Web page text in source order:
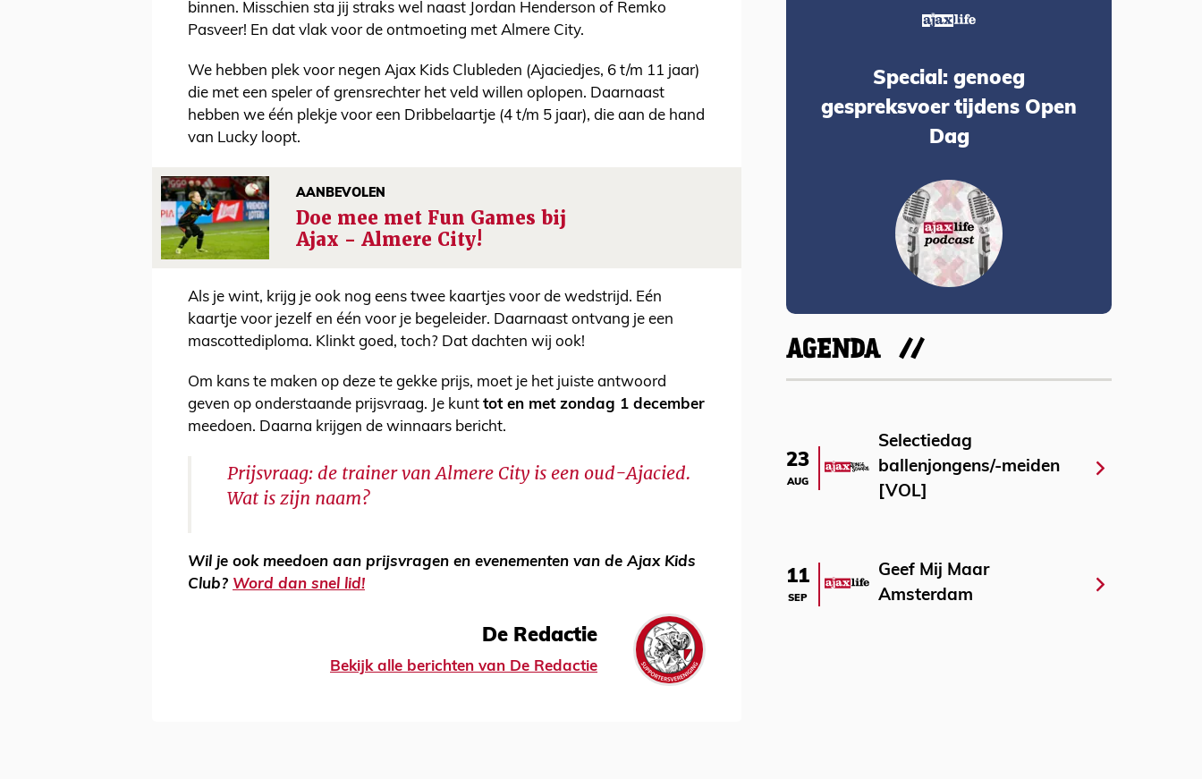
binnen. Misschien sta jij straks wel naast Jordan Henderson of Remko
Pasveer! En dat vlak voor de ontmoeting met Almere City.
We hebben plek voor negen Ajax Kids Clubleden (Ajaciedjes, 6 t/m 11 jaar)
die met een speler of grensrechter het veld willen oplopen. Daarnaast
hebben we één plekje voor een Dribbelaartje (4 t/m 5 jaar), die aan de hand
van Lucky loopt.
AANBEVOLEN
Doe mee met Fun Games bij
Ajax - Almere City!
Als je wint, krijg je ook nog eens twee kaartjes voor de wedstrijd. Eén
kaartje voor jezelf en één voor je begeleider. Daarnaast ontvang je een
mascottediploma. Klinkt goed, toch? Dat dachten wij ook!
Om kans te maken op deze te gekke prijs, moet je het juiste antwoord
geven op onderstaande prijsvraag. Je kunt tot en met zondag 1 december
meedoen. Daarna krijgen de winnaars bericht.
Prijsvraag: de trainer van Almere City is een oud-Ajacied.
Wat is zijn naam?
Wil je ook meedoen aan prijsvragen en evenementen van de Ajax Kids
Club? Word dan snel lid!
De Redactie
Bekijk alle berichten van De Redactie
Special: genoeg
gespreksvoer tijdens Open
Dag
AGENDA
23
AUG
Selectiedag
ballenjongens/-meiden
[VOL]
11
SEP
Geef Mij Maar
Amsterdam